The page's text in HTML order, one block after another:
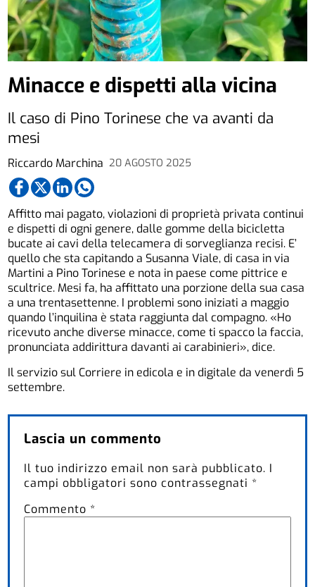
Riccardo Marchina 20 AGOSTO 2025
Minacce e dispetti alla vicina
Il caso di Pino Torinese che va avanti da
mesi
Affitto mai pagato, violazioni di proprietà privata continui
e dispetti di ogni genere, dalle gomme della bicicletta
bucate ai cavi della telecamera di sorveglianza recisi. E’
quello che sta capitando a Susanna Viale, di casa in via
Martini a Pino Torinese e nota in paese come pittrice e
scultrice. Mesi fa, ha affittato una porzione della sua casa
a una trentasettenne. I problemi sono iniziati a maggio
quando l’inquilina è stata raggiunta dal compagno. «Ho
ricevuto anche diverse minacce, come ti spacco la faccia,
pronunciata addirittura davanti ai carabinieri», dice.
Il servizio sul Corriere in edicola e in digitale da venerdì 5
settembre.
Lascia un commento
Il tuo indirizzo email non sarà pubblicato. I
campi obbligatori sono contrassegnati *
Commento *